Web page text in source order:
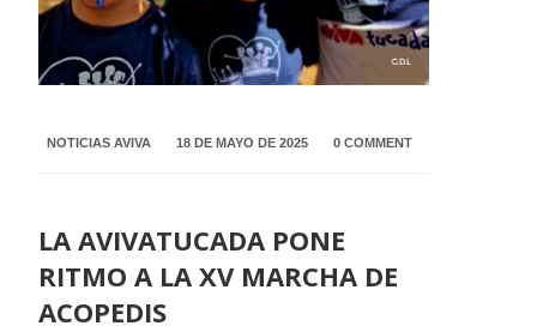
NOTICIAS AVIVA 18 DE MAYO DE 2025 0 COMMENT
LA AVIVATUCADA PONE
RITMO A LA XV MARCHA DE
ACOPEDIS